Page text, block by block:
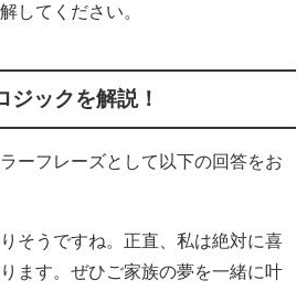
してください。
ジックを解説！
ーフレーズとして以下の回答をお
そうですね。正直、私は絶対に喜
ます。ぜひご家族の夢を一緒に叶